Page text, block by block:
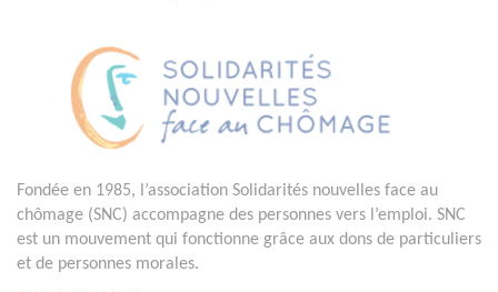
Fondée en 1985, l’association Solidarités nouvelles face au
chômage (SNC) accompagne des personnes vers l’emploi. SNC
est un mouvement qui fonctionne grâce aux dons de particuliers
et de personnes morales.